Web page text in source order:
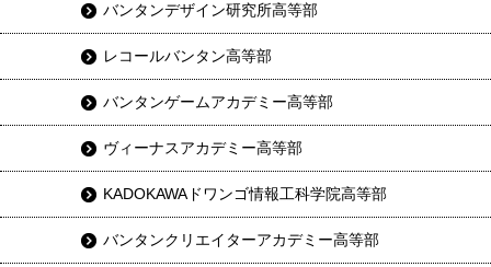
バンタンデザイン研究所高等部
レコールバンタン高等部
バンタンゲームアカデミー高等部
ヴィーナスアカデミー高等部
KADOKAWAドワンゴ情報工科学院高等部
バンタンクリエイターアカデミー高等部